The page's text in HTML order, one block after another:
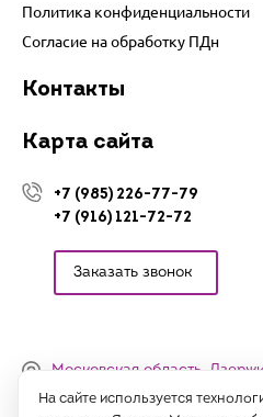
Политика конфиденциальности
Согласие на обработку ПДн
Контакты
Карта сайта
+7 (985) 226-77-79
+7 (916) 121-72-72
Заказать звонок
Московская область,
Денисьевский проезд, 15
На сайте используется